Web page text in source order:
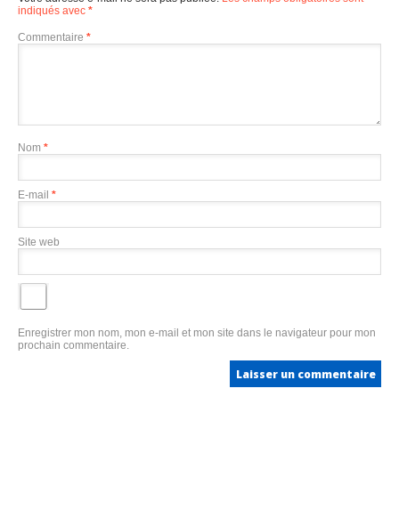
indiqués avec *
Commentaire *
Nom *
E-mail *
Site web
Enregistrer mon nom, mon e-mail et mon site dans le navigateur pour mon
prochain commentaire.